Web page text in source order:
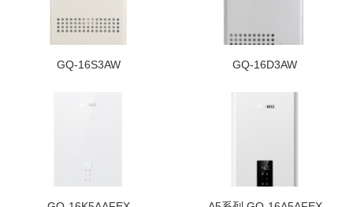
GQ-16S3AW GQ-16D3AW